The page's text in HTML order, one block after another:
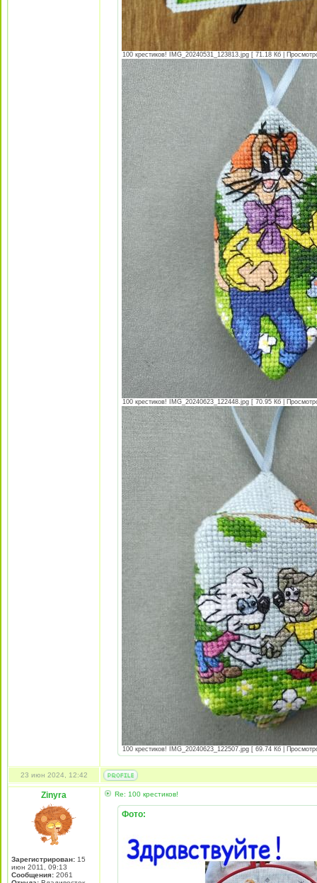
100 крестиков! IMG_20240531_123813.jpg [ 71.18 Кб |
100 крестиков! IMG_20240623_122448.jpg [ 70.95 Кб |
100 крестиков! IMG_20240623_122507.jpg [ 69.74 Кб |
23 июн 2024, 12:42
Zinyra
Зарегистрирован: 15
июн 2011, 09:13
Сообщения: 2061
Re: 100 крестиков!
Фото: